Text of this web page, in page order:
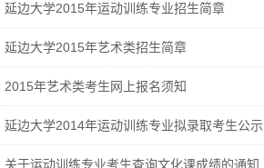
延边大学2015年运动训练专业招生简章
延边大学2015年艺术类招生简章
2015年艺术类考生网上报名须知
延边大学2014年运动训练专业拟录取考生公示
关于运动训练专业考生查询文化课成绩的通知